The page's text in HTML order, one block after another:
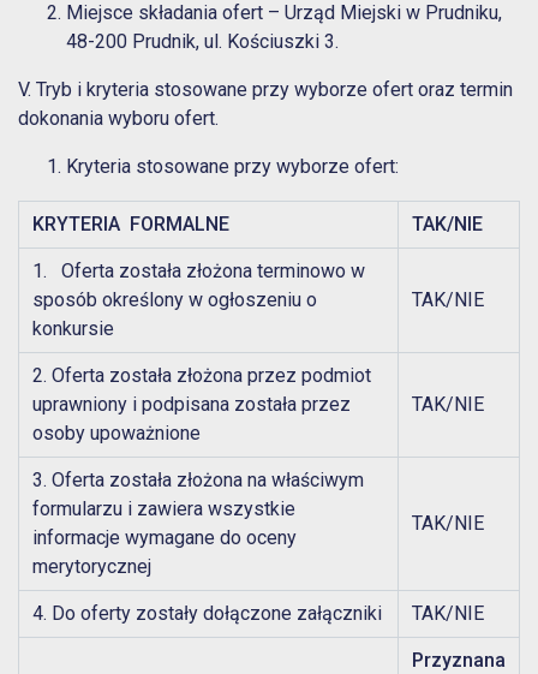
Miejsce składania ofert – Urząd Miejski w Prudniku,
48-200 Prudnik, ul. Kościuszki 3.
V. Tryb i kryteria stosowane przy wyborze ofert oraz termin
dokonania wyboru ofert.
Kryteria stosowane przy wyborze ofert:
KRYTERIA FORMALNE TAK/NIE
1. Oferta została złożona terminowo w
sposób określony w ogłoszeniu o
konkursie
TAK/NIE
2. Oferta została złożona przez podmiot
uprawniony i podpisana została przez
osoby upoważnione
TAK/NIE
3. Oferta została złożona na właściwym
formularzu i zawiera wszystkie
informacje wymagane do oceny
merytorycznej
TAK/NIE
4. Do oferty zostały dołączone załączniki TAK/NIE
Przyznana